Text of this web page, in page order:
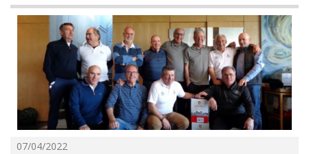
07/04/2022